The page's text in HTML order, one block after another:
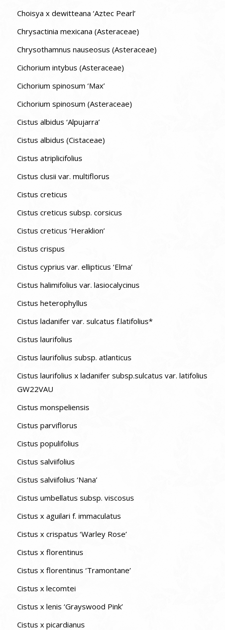
Choisya x dewitteana ‘Aztec Pearl’
Chrysactinia mexicana (Asteraceae)
Chrysothamnus nauseosus (Asteraceae)
Cichorium intybus (Asteraceae)
Cichorium spinosum ‘Max’
Cichorium spinosum (Asteraceae)
Cistus albidus ‘Alpujarra’
Cistus albidus (Cistaceae)
Cistus atriplicifolius
Cistus clusii var. multiflorus
Cistus creticus
Cistus creticus subsp. corsicus
Cistus creticus ‘Heraklion’
Cistus crispus
Cistus cyprius var. ellipticus ‘Elma’
Cistus halimifolius var. lasiocalycinus
Cistus heterophyllus
Cistus ladanifer var. sulcatus f.latifolius*
Cistus laurifolius
Cistus laurifolius subsp. atlanticus
Cistus laurifolius x ladanifer subsp.sulcatus var. latifolius
GW22VAU
Cistus monspeliensis
Cistus parviflorus
Cistus populifolius
Cistus salviifolius
Cistus salviifolius ‘Nana’
Cistus umbellatus subsp. viscosus
Cistus x aguilari f. immaculatus
Cistus x crispatus ‘Warley Rose’
Cistus x florentinus
Cistus x florentinus ‘Tramontane’
Cistus x lecomtei
Cistus x lenis ‘Grayswood Pink’
Cistus x picardianus